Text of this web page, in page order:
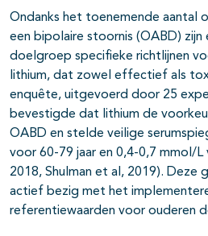
Ondanks het toenemende aantal
een bipolaire stoornis (OABD) zijn
doelgroep specifieke richtlijnen
lithium, dat zowel effectief als
enquête, uitgevoerd door 25
bevestigde dat lithium de
OABD en stelde veilige
voor 60-79 jaar en 0,4-0,7 mmol/L
2018, Shulman et al, 2019). Deze
actief bezig met het
referentiewaarden voor ouderen